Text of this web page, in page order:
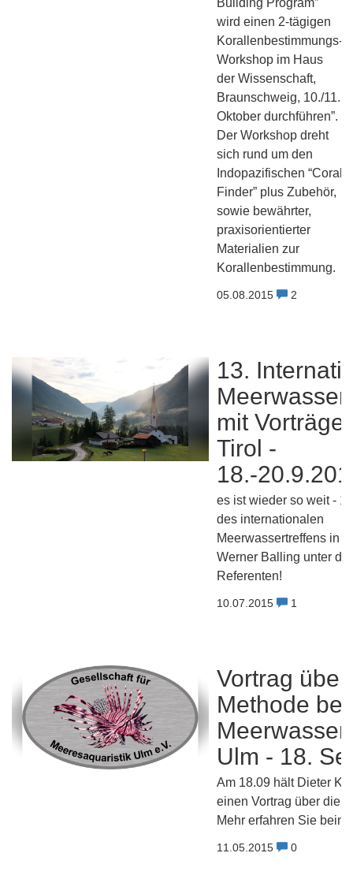
wird einen 2-tägigen
Korallenbestimmungs-
Workshop im Haus
der Wissenschaft,
Braunschweig, 10./11.
Oktober durchführen”.
Der Workshop dreht
sich rund um den
Indopazifischen “Coral
Finder” plus Zubehör,
sowie bewährter,
praxisorientierter
Materialien zur
Korallenbestimmung.
05.08.2015 2
13.
mit
Tirol -
18.-
es ist wieder so weit -
des internationalen
Meerwassertreffens in
Werner Balling unter
Referenten!
10.07.2015 1
Vortrag
Methode
Ulm - 18.
Am 18.09 hält Dieter
einen Vortrag über die
Mehr erfahren Sie beim
11.05.2015 0